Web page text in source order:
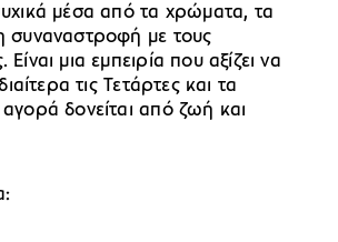
μέσα από τα χρώματα, τα
συναναστροφή με τους
μια εμπειρία που αξίζει να
τις Τετάρτες και τα
δονείται από ζωή και